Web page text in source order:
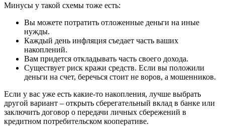
Минусы у такой схемы тоже есть:
Вы можете потратить отложенные деньги на иные
нужды.
Каждый день инфляция съедает часть ваших
накоплений.
Вам придется откладывать часть своего дохода.
Существует риск кражи средств. Если вы положили
деньги на счет, беречься стоит не воров, а мошенников.
Если у вас уже есть какие-то накопления, лучше выбрать
другой вариант – открыть сберегательный вклад в банке или
заключить договор о передачи личных сбережений в
кредитном потребительском кооперативе.